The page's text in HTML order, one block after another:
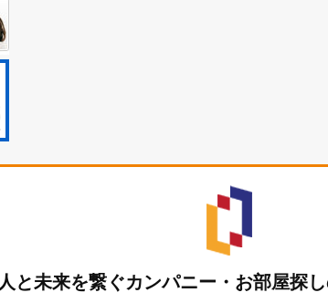
人と未来を繋ぐカンパニー・お部屋探